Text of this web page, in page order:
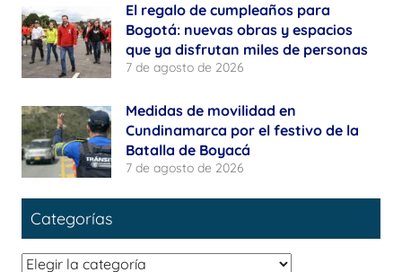
El regalo de cumpleaños para
Bogotá: nuevas obras y espacios
que ya disfrutan miles de personas
7 de agosto de 2026
Medidas de movilidad en
Cundinamarca por el festivo de la
Batalla de Boyacá
7 de agosto de 2026
Categorías
Categorías